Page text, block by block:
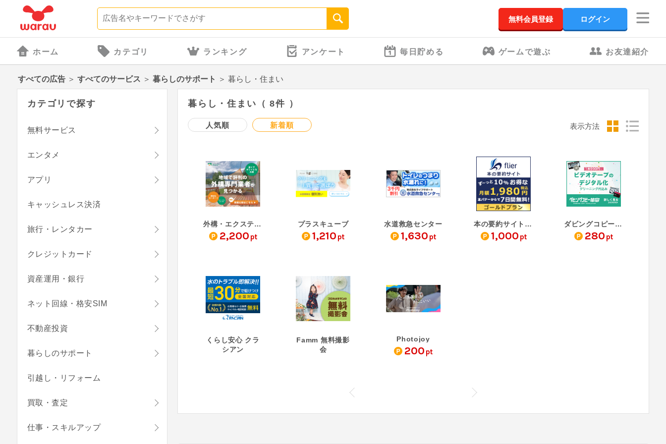
無料会員登録 ログイン
ホーム カテゴリ ランキング アンケート 毎日貯める ゲームで遊ぶ お友達紹介
すべての広告 ＞ すべてのサービス ＞ 暮らしのサポート ＞ 暮らし・住まい
暮らし・住まい（ 8件 ）
人気順 新着順 表示方法
外構・エクステリアパー…
2,200 pt
プラスキューブ
1,210 pt
水道救急センター
1,630 pt
本の要約サイトflier（フ…
1,000 pt
ダビングコピー革命
280 pt
くらし安心 クラ
シアン
Famm 無料撮影
会
Photojoy
200 pt
カテゴリで探す
無料サービス
エンタメ
アプリ
キャッシュレス決済
旅行・レンタカー
クレジットカード
資産運用・銀行
ネット回線・格安SIM
不動産投資
暮らしのサポート
引越し・リフォーム
買取・査定
仕事・スキルアップ